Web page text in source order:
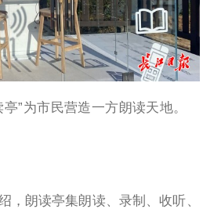
亭”为市民营造一方朗读天地。
，朗读亭集朗读、录制、收听、